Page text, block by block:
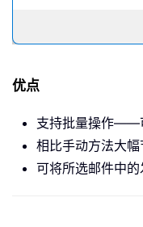
优点
支持批量操作——
相比手动方法大幅
可将所选邮件中的